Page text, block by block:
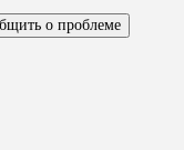
о проблеме